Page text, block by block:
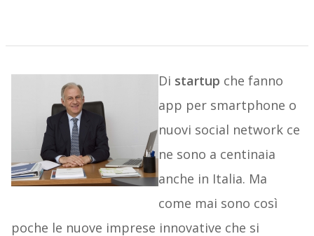
Di startup che fanno
app per smartphone o
nuovi social network ce
ne sono a centinaia
anche in Italia. Ma
come mai sono così
poche le nuove imprese innovative che si